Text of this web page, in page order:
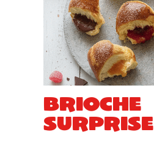
Brioche
surprise